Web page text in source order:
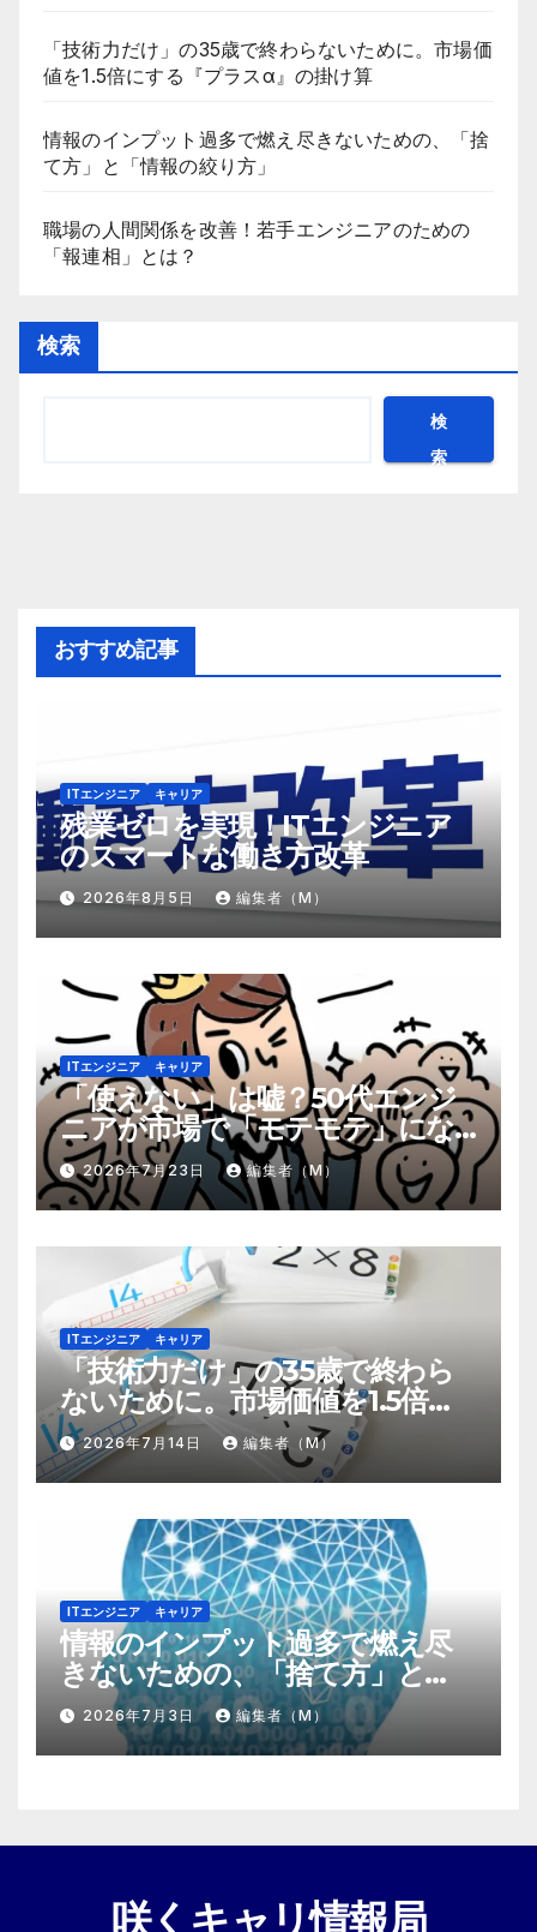
「技術力だけ」の35歳で終わらないために。市場価
値を1.5倍にする『プラスα』の掛け算
情報のインプット過多で燃え尽きないための、「捨
て方」と「情報の絞り方」
職場の人間関係を改善！若手エンジニアのための
「報連相」とは？
検索
検
索
おすすめ記事
ITエンジニア キャリア
残業ゼロを実現！ITエンジニア
のスマートな働き方改革
2026年8月5日 編集者（M）
ITエンジニア キャリア
「使えない」は嘘？50代エンジ
ニアが市場で「モテモテ」にな
るための8個の強み
2026年7月23日 編集者（M）
ITエンジニア キャリア
「技術力だけ」の35歳で終わら
ないために。市場価値を1.5倍に
する『プラスα』の掛け算
2026年7月14日 編集者（M）
ITエンジニア キャリア
情報のインプット過多で燃え尽
きないための、「捨て方」と
「情報の絞り方」
2026年7月3日 編集者（M）
咲くキャリ情報局